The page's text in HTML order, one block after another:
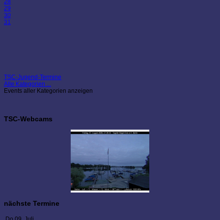
28
29
30
31
TSC-Jugend-Termine
Alle Kategorien ...
Events aller Kategorien anzeigen
TSC-Webcams
nächste Termine